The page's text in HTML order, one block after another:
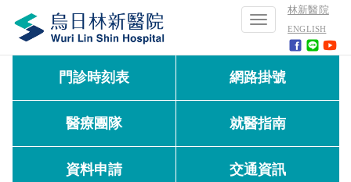
林新醫院
ENGLISH
Toggle
navigation
門診時刻表 網路掛號
醫療團隊 就醫指南
資料申請 交通資訊